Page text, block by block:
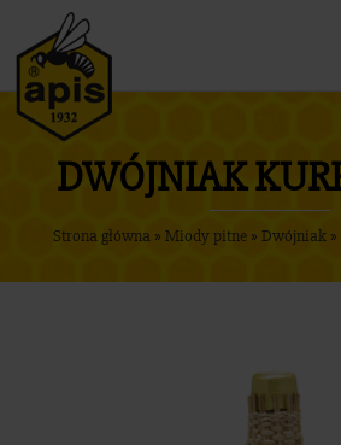
Oferta
O firmie
Nasze produkty
DWÓJNIAK
Strona główna » Miody pitne » Dwójniak »